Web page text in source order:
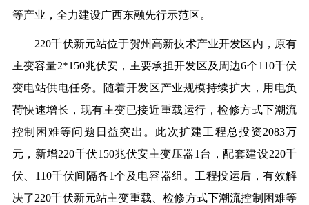
等产业，全力建设广西东融先行示范区。
220千伏新元站位于贺州高新技术产业开发区内，原有
主变容量2*150兆伏安，主要承担开发区及周边6个110千伏
变电站供电任务。随着开发区产业规模持续扩大，用电负
荷快速增长，现有主变已接近重载运行，检修方式下潮流
控制困难等问题日益突出。此次扩建工程总投资2083万
元，新增220千伏150兆伏安主变压器1台，配套建设220千
伏、110千伏间隔各1个及电容器组。工程投运后，有效解
决了220千伏新元站主变重载、检修方式下潮流控制困难等